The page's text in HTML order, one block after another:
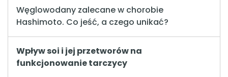
Węglowodany zalecane w chorobie
Hashimoto. Co jeść, a czego unikać?
Wpływ soi i jej przetworów na
funkcjonowanie tarczycy